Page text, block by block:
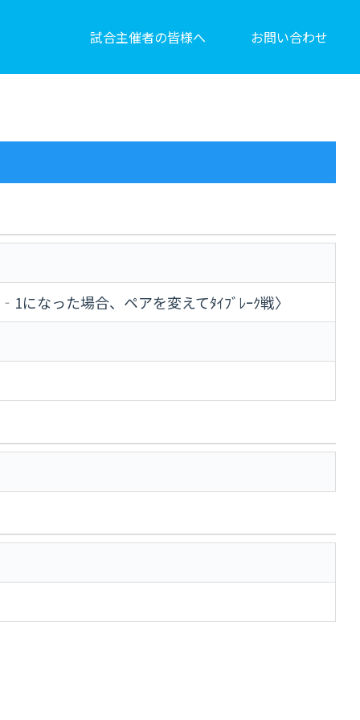
試合主催者の皆様へ お問い合わせ
になった場合、ペアを変えてﾀｲﾌﾞﾚｰｸ戦〉